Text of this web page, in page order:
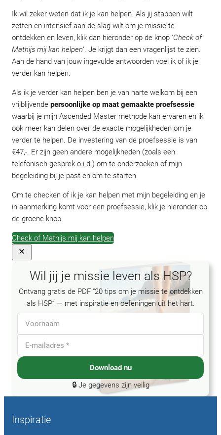
Ik wil zeker weten dat ik je kan helpen. Als jij stappen wilt
zetten en intensief aan de slag wilt om je missie te
ontdekken en leven, klik dan hieronder op de knop ‘Check of
Mathijs mij kan helpen‘. Je krijgt dan een vragenlijst te zien.
Aan de hand van jouw ingevulde antwoorden voel ik of ik je
verder kan helpen.
Als ik je verder kan helpen ben je van harte welkom bij een
vrijblijvende persoonlijke op maat gemaakte proefsessie
waarbij je mijn Ascended Master methode kan ervaren en ik
ook meer kan delen over de exacte mogelijkheden om je
verder te helpen. De investering van de proefsessie is van
€47,-. Er zijn geen andere mogelijkheden (zoals een
telefonisch gesprek o.i.d.) om te onderzoeken of mijn
begeleiding bij je past en om te starten.
Om te checken of ik je kan helpen met mijn begeleiding en je
in aanmerking komt voor een proefsessie, klik je hieronder op
de groene knop.
Check of Mathijs mij kan helpen
Wil jij je missie leven als HSP?
Ontvang gratis de PDF “20 tips om je missie te ontdekken
als HSP” — met inspiratie en oefeningen uit het hart.
Download nu
🔒 Je gegevens zijn veilig
Inspiratie